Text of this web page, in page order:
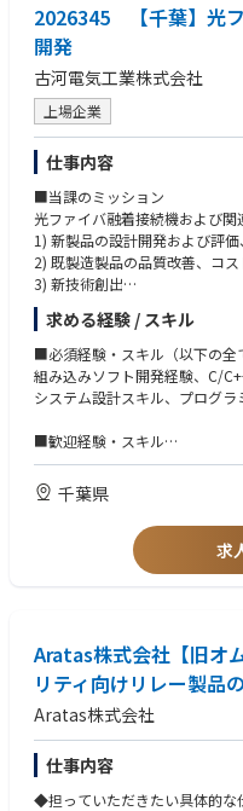
・大電力受電・配電盤（三相
・マイクロ波発振電源（
ーター制御機器などに電力を分
・制御盤／操作盤の設計（主
回路図・機器間含む配線図・収
・機器選定：真空機器（ゲー
C構成機器、データ収集機器
・安全インターロック回路（
重化回路設計）
■ソフトウェア・制御
・PLC制御：各種PLC（キー
含むラダープログラム開発
・PC-GUI：Visual Basic
力チェック、データ収集システ
・資産管理：Git / GitHub を
ージョン管理
■安全規格・ノイズ対策
・適合規格: UL（UL508A等）
械指令）、SEMI規格（SEMI
理、ノイズ評価・測定
■トラブルシューティング
・実機での信号解析、テスタ
・業務上取り扱いソフト：
・英語を使用することにアレル
応、ドキュメントの解読・作成
・海外出張経験
【求める人物】
社内外の関係者と良好なコミュ
方
2026345 【千葉】光
開発
古河電気工業株式会社
上場企業
仕事内容
■当課のミッション
光ファイバ融着接続機および関
1) 新製品の設計開発および評
2) 既製造製品の品質改善、コ
3) 新技術創出
■業務内容
・光ファイバ融着接続機に組み
・融着機を外部から制御する
様々な言語・環境での開発も行
スよく対応する。
※融着接続機例
https://
■当ポジションで働くやりがい
が全世界であるため、さまざ
楽しめる。
■将来的なキャリアパス（5~10
５年間は現存のソフト担当者
機固有の技術を継承して頂き
従事して頂くと共に、課長職な
ん引して頂きたい。
求める経験 / スキル
■必須経験・スキル（以下の全
組み込みソフト開発経験、C/
システム設計スキル、プログ
■歓迎経験・スキル
Linux使用経験 スマホアプリ
基本情報技術者 応用情報技術者
電子回路知識 画像処理知識
千葉県
求
Aratas株式会社【旧オ
リティ向けリレー製品
Aratas株式会社
仕事内容
◆担っていただきたい具体的な